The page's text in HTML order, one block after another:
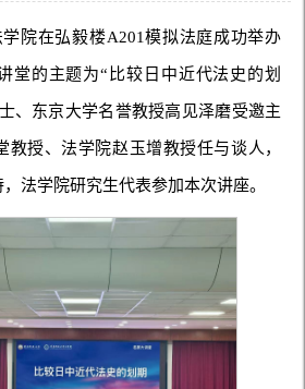
院在弘毅楼A201模拟法庭成功举办
堂的主题为“比较日中近代法史的划
、东京大学名誉教授高见泽磨受邀主
教授、法学院赵玉增教授任与谈人，
法学院研究生代表参加本次讲座。